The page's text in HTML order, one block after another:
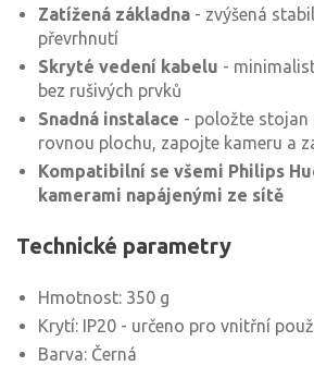
Zatížená základna - zvýšená
převrhnutí
Skryté vedení kabelu -
bez rušivých prvků
Snadná instalace - položte stojan
rovnou plochu, zapojte kameru a
Kompatibilní se všemi Philips
kamerami napájenými ze sítě
Technické parametry
Hmotnost: 350 g
Krytí: IP20 - určeno pro vnitřní
Barva: Černá